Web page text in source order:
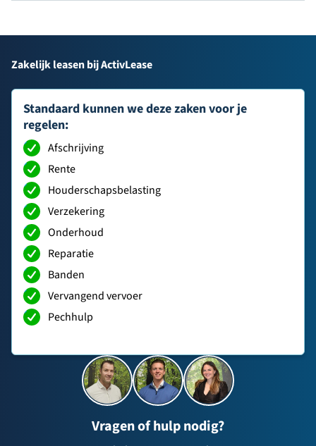
Zakelijk leasen bij ActivLease
Standaard kunnen we deze zaken voor je
regelen:
Afschrijving
Rente
Houderschapsbelasting
Verzekering
Onderhoud
Reparatie
Banden
Vervangend vervoer
Pechhulp
Vragen of hulp nodig?